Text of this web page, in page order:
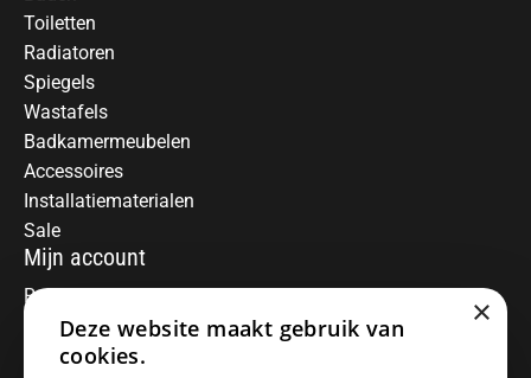
Toiletten
Radiatoren
Spiegels
Wastafels
Badkamermeubelen
Accessoires
Installatiematerialen
Sale
Mijn account
Registreren
Mijn bestellingen
Informatie
×
Deze website maakt gebruik van
cookies.